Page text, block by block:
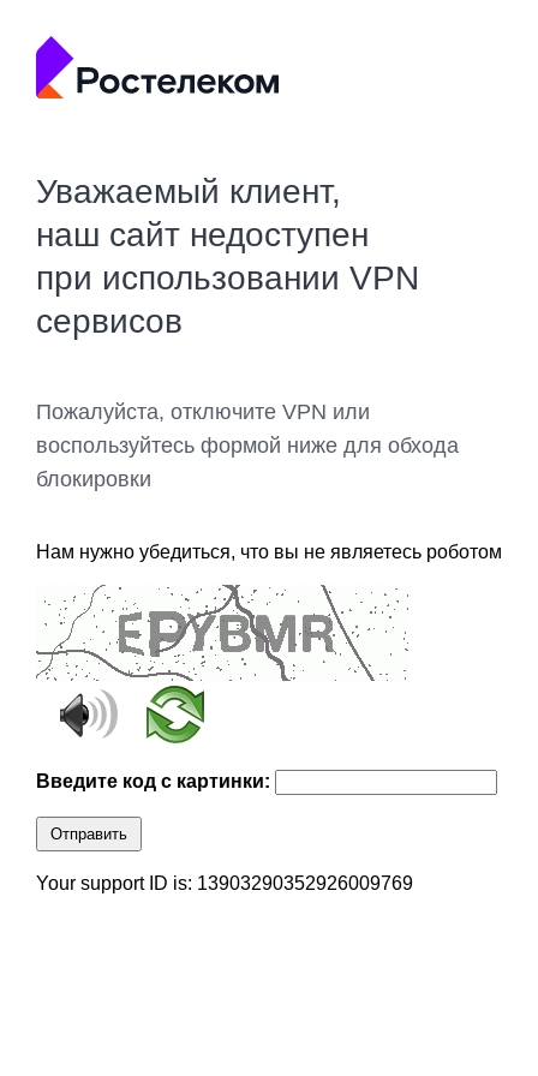
Уважаемый клиент,
наш сайт недоступен
при использовании VPN
сервисов
Пожалуйста, отключите VPN или
воспользуйтесь формой ниже для обхода
блокировки
Нам нужно убедиться, что вы не являетесь роботом
Введите код с картинки:
Отправить
Your support ID is: 13903290352926009769